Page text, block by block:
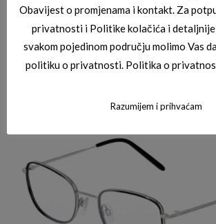
Obavijest o promjenama i kontakt. Za
privatnosti i Politike kolačića i
svakom pojedinom području molimo Vas
politiku o privatnosti. Politika o
Razumijem i prihvaćam